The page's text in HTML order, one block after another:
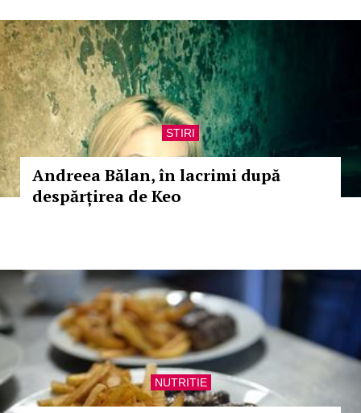
STIRI
Andreea Bălan, în lacrimi după
despărțirea de Keo
NUTRITIE